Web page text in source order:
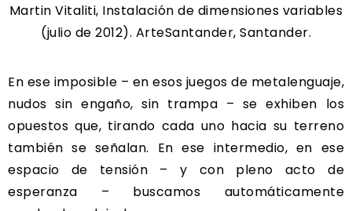
Martin Vitaliti, Instalación de dimensiones variables
(julio de 2012). ArteSantander, Santander.
En ese imposible – en esos juegos de metalenguaje,
nudos sin engaño, sin trampa – se exhiben los
opuestos que, tirando cada uno hacia su terreno
también se señalan. En ese intermedio, en ese
espacio de tensión – y con pleno acto de
esperanza – buscamos automáticamente